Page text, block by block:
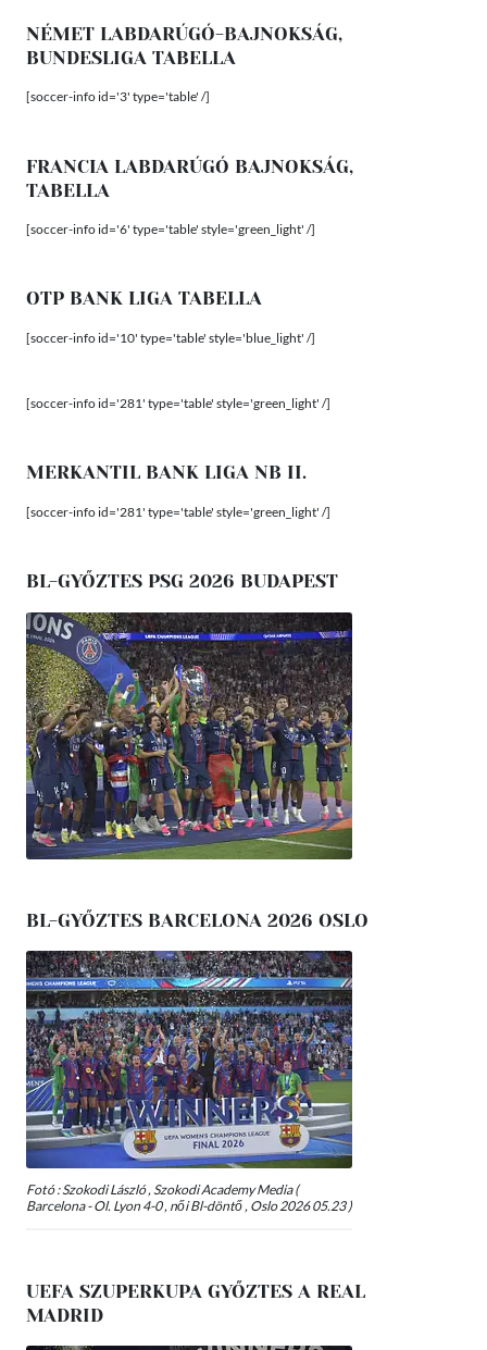
NÉMET LABDARÚGÓ-BAJNOKSÁG,
BUNDESLIGA TABELLA
[soccer-info id='3' type='table' /]
FRANCIA LABDARÚGÓ BAJNOKSÁG,
TABELLA
[soccer-info id='6' type='table' style='green_light' /]
OTP BANK LIGA TABELLA
[soccer-info id='10' type='table' style='blue_light' /]
[soccer-info id='281' type='table' style='green_light' /]
MERKANTIL BANK LIGA NB II.
[soccer-info id='281' type='table' style='green_light' /]
BL-GYŐZTES PSG 2026 BUDAPEST
BL-GYŐZTES BARCELONA 2026 OSLO
Fotó : Szokodi László , Szokodi Academy Media (
Barcelona - Ol. Lyon 4-0 , női Bl-döntő , Oslo 2026 05.23 )
UEFA SZUPERKUPA GYŐZTES A REAL
MADRID